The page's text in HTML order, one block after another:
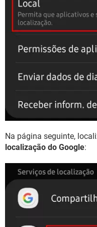
Na página seguinte,
localização do Google: